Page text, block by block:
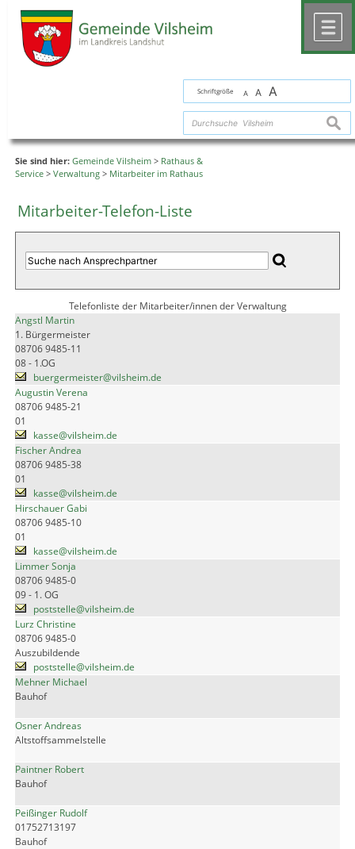
Schriftgröße A A A
Sie sind hier: Gemeinde Vilsheim > Rathaus &
Service > Verwaltung > Mitarbeiter im Rathaus
Mitarbeiter-Telefon-Liste
Telefonliste der Mitarbeiter/innen der Verwaltung
Angstl Martin
1. Bürgermeister
08706 9485-11
08 - 1.OG
buergermeister@vilsheim.de
Augustin Verena
08706 9485-21
01
kasse@vilsheim.de
Fischer Andrea
08706 9485-38
01
kasse@vilsheim.de
Hirschauer Gabi
08706 9485-10
01
kasse@vilsheim.de
Limmer Sonja
08706 9485-0
09 - 1. OG
poststelle@vilsheim.de
Lurz Christine
08706 9485-0
Auszubildende
poststelle@vilsheim.de
Mehner Michael
Bauhof
Osner Andreas
Altstoffsammelstelle
Paintner Robert
Bauhof
Peißinger Rudolf
01752713197
Bauhof